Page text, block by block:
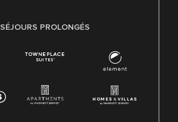
SÉJOURS PROLONGÉS